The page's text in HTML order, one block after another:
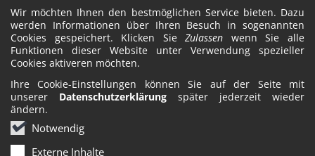
Wir möchten Ihnen den bestmöglichen Service bieten. Dazu
werden Informationen über Ihren Besuch in sogenannten
Cookies gespeichert. Klicken SieZulassen wenn Sie alle
Funktionen dieser Website unter Verwendung spezieller
Cookies aktiveren möchten.
Ihre Cookie-Einstellungen können Sie auf der Seite mit
unserer Datenschutzerklärung später jederzeit wieder
ändern.
Notwendig
Externe Inhalte